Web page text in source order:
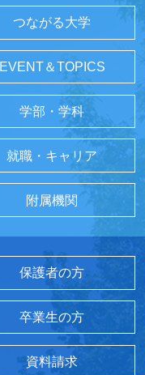
つながる大学
EVENT＆TOPICS
学部・学科
就職・キャリア
附属機関
保護者の方
卒業生の方
資料請求